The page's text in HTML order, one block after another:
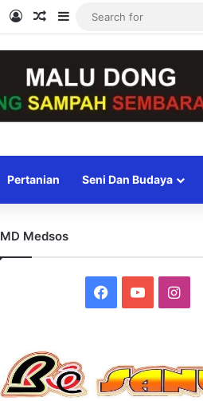
Log InRandom Article
Sidebar
Pertanian Seni Dan Budaya
MD Medsos
Facebook
YouTube